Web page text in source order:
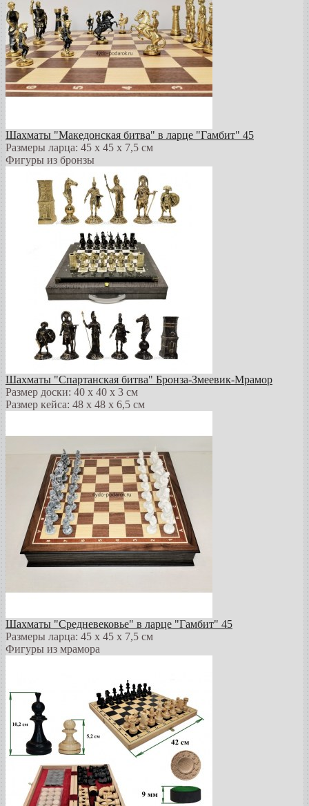
Шахматы "Македонская битва" в ларце "Гамбит" 45
Размеры ларца: 45 x 45 х 7,5 см
Фигуры из бронзы
Шахматы "Спартанская битва" Бронза-Змеевик-Мрамор
Размер доски: 40 х 40 х 3 см
Размер кейса: 48 х 48 х 6,5 см
Шахматы "Средневековье" в ларце "Гамбит" 45
Размеры ларца: 45 x 45 х 7,5 см
Фигуры из мрамора